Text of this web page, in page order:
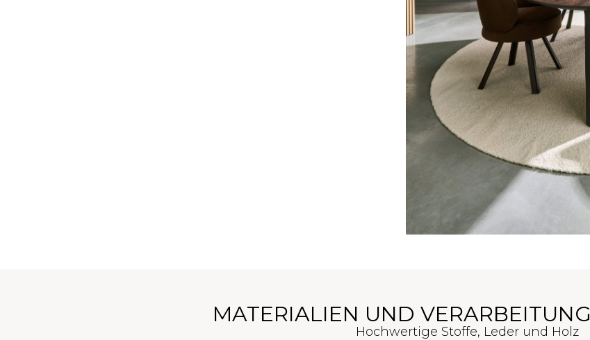
MATERIALIEN UND VERARBEITUNG
Hochwertige Stoffe, Leder und Holz